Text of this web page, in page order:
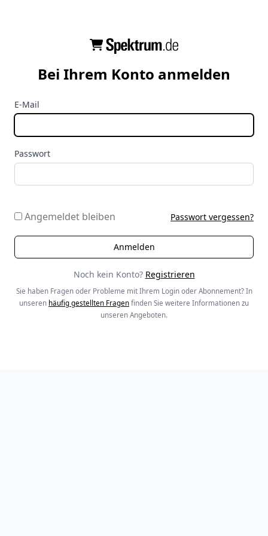
Bei Ihrem Konto anmelden
E-Mail
Passwort
Angemeldet bleiben Passwort vergessen?
Noch kein Konto? Registrieren
Sie haben Fragen oder Probleme mit Ihrem Login oder Abonnement? In
unseren häufig gestellten Fragen finden Sie weitere Informationen zu
unseren Angeboten.